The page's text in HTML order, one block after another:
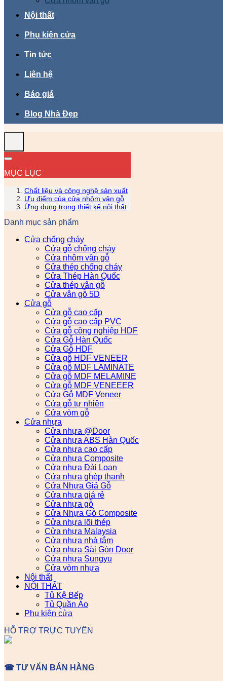
Nội thất
Phụ kiện cửa
Tin tức
Liên hệ
Báo giá
Blog Nhà Đẹp
MỤC LỤC
Chất liệu và công nghệ sản xuất
Ưu điểm của cửa nhôm vân gỗ
Ứng dụng trong thiết kế nội thất
Danh mục sản phẩm
Cửa chống cháy
Cửa gỗ chống cháy
Cửa nhôm vân gỗ
Cửa thép chống cháy
Cửa Thép Hàn Quốc
Cửa thép vân gỗ
Cửa vân gỗ 5D
Cửa gỗ
Cửa gỗ cao cấp
Cửa gỗ cao cấp PVC
Cửa gỗ công nghiệp HDF
Cửa Gỗ Hàn Quốc
Cửa Gỗ HDF
Cửa gỗ HDF VENEER
Cửa gỗ MDF LAMINATE
Cửa gỗ MDF MELAMINE
Cửa gỗ MDF VENEEER
Cửa Gỗ MDF Veneer
Cửa gỗ tự nhiên
Cửa vòm gỗ
Cửa nhựa
Cửa nhựa @Door
Cửa nhựa ABS Hàn Quốc
Cửa nhựa cao cấp
Cửa nhựa Composite
Cửa nhựa Đài Loan
Cửa nhựa ghép thanh
Cửa Nhựa Giả Gỗ
Cửa nhựa giá rẻ
Cửa nhựa gỗ
Cửa Nhựa Gỗ Composite
Cửa nhựa lõi thép
Cửa nhựa Malaysia
Cửa nhựa nhà tắm
Cửa nhựa Sài Gòn Door
Cửa nhựa Sungyu
Cửa vòm nhựa
Nội thất
NỘI THẤT
Tủ Kệ Bếp
Tủ Quần Áo
Phụ kiện cửa
HỖ TRỢ TRỰC TUYẾN
☎ TƯ VẤN BÁN HÀNG